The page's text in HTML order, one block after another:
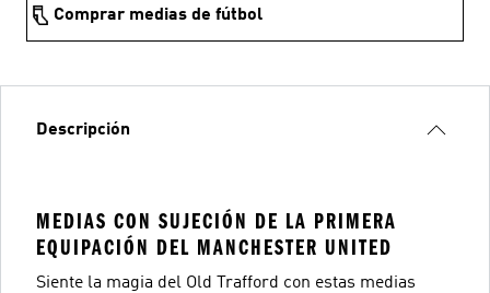
Comprar medias de fútbol
Descripción
MEDIAS CON SUJECIÓN DE LA PRIMERA
EQUIPACIÓN DEL MANCHESTER UNITED
Siente la magia del Old Trafford con estas medias